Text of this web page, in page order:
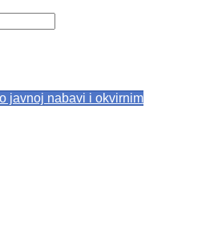
javnoj nabavi i okvirnim